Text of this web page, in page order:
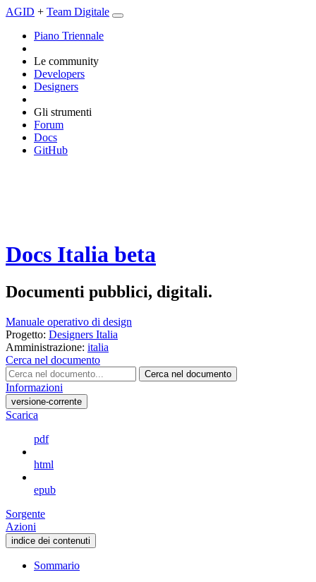
AGID + Team Digitale
Piano Triennale
Le community
Developers
Designers
Gli strumenti
Forum
Docs
GitHub
Docs Italia beta
Documenti pubblici, digitali.
Manuale operativo di design
Progetto: Designers Italia
Amministrazione: italia
Cerca nel documento
Cerca nel documento
Informazioni
versione-corrente
Scarica
pdf
html
epub
Sorgente
Azioni
indice dei contenuti
Sommario